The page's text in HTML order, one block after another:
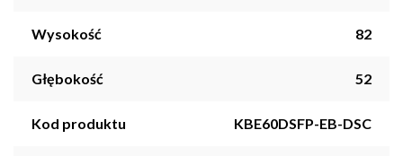
Wysokość 82
Głębokość 52
Kod produktu KBE60DSFP-EB-DSC